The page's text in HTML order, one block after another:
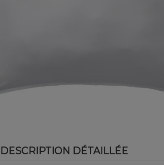
DESCRIPTION DÉTAILLÉE